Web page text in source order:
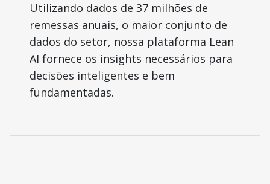
Utilizando dados de 37 milhões de
remessas anuais, o maior conjunto de
dados do setor, nossa plataforma Lean
AI fornece os insights necessários para
decisões inteligentes e bem
fundamentadas.